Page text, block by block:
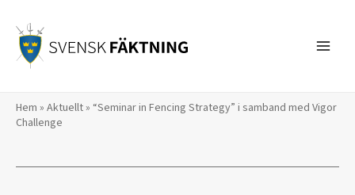
innehåll
Hem » Aktuellt» “Seminar in Fencing Strategy” i samband med Vigor
Challenge